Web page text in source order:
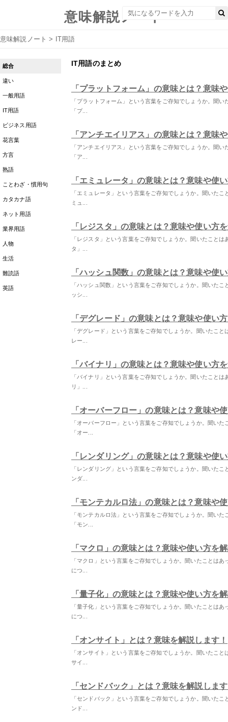
意味解説ノート
意味解説ノート > IT用語
総合
違い
一般用語
IT用語
ビジネス用語
花言葉
方言
熟語
ことわざ・慣用句
カタカナ語
ネット用語
業界用語
人物
生活
難読語
英語
IT用語のまとめ
「プラットフォーム」の意味とは？意味
「プラットフォーム」という言葉をご存知でしょうか。聞
「プ...
「アンチエイリアス」の意味とは？意味
「アンチエイリアス」という言葉をご存知でしょうか。聞
「ア...
「エミュレータ」の意味とは？意味や使
「エミュレータ」という言葉をご存知でしょうか。聞いた
ミュ...
「レジスタ」の意味とは？意味や使い方
「レジスタ」という言葉をご存知でしょうか。聞いたこと
タ」...
「ハッシュ関数」の意味とは？意味や使
「ハッシュ関数」という言葉をご存知でしょうか。聞いた
ッシ...
「デグレード」の意味とは？意味や使い
「デグレード」という言葉をご存知でしょうか。聞いたこ
レー...
「バイナリ」の意味とは？意味や使い方
「バイナリ」という言葉をご存知でしょうか。聞いたこと
リ」...
「オーバーフロー」の意味とは？意味や
「オーバーフロー」という言葉をご存知でしょうか。聞い
「オー...
「レンダリング」の意味とは？意味や使
「レンダリング」という言葉をご存知でしょうか。聞いた
ンダ...
「モンテカルロ法」の意味とは？意味や
「モンテカルロ法」という言葉をご存知でしょうか。聞い
「モン...
「マクロ」の意味とは？意味や使い方を
「マクロ」という言葉をご存知でしょうか。聞いたことは
につ...
「量子化」の意味とは？意味や使い方を
「量子化」という言葉をご存知でしょうか。聞いたことは
につ...
「オンサイト」とは？意味を解説します！
「オンサイト」という言葉をご存知でしょうか。聞いたこ
サイ...
「センドバック」とは？意味を解説しま
「センドバック」という言葉をご存知でしょうか。聞いた
ンド...